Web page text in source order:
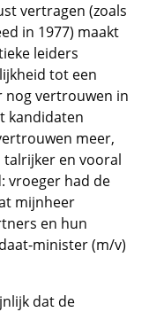
vertragen (zoals
in 1977) maakt
leiders
tot een
nog vertrouwen in
kandidaten
meer,
en vooral
vroeger had de
mijnheer
en hun
minister (m/v)
dat de